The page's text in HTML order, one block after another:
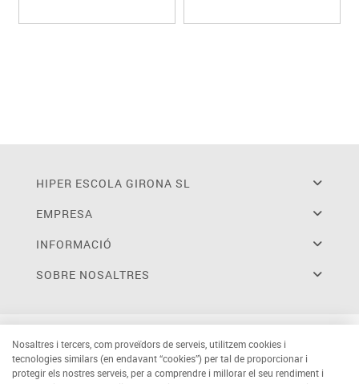
HIPER ESCOLA GIRONA SL
EMPRESA
INFORMACIÓ
SOBRE NOSALTRES
Nosaltres i tercers, com proveïdors de serveis, utilitzem cookies i
tecnologies similars (en endavant “cookies”) per tal de proporcionar i
protegir els nostres serveis, per a comprendre i millorar el seu rendiment i